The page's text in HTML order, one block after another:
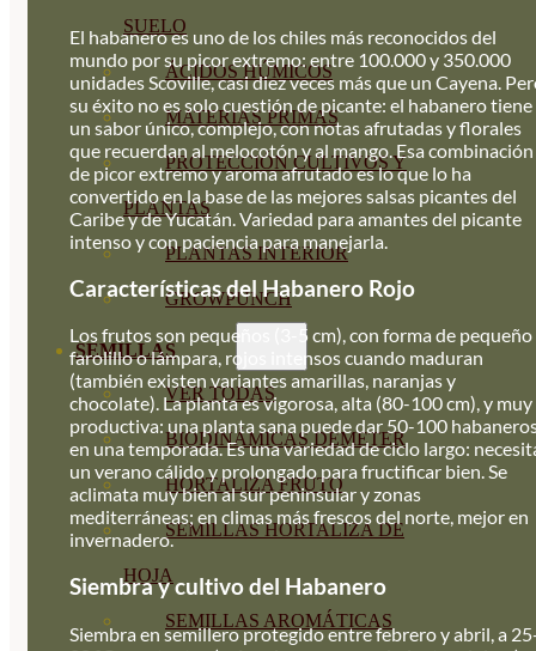
SUELO
ÁCIDOS HÚMICOS
MATERIAS PRIMAS
PROTECCIÓN CULTIVOS Y
PLANTAS
PLANTAS INTERIOR
GROWPUNCH
SEMILLAS
VER TODAS
BIODINÁMICAS DEMETER
HORTALIZA FRUTO
SEMILLAS HORTALIZA DE
HOJA
SEMILLAS AROMÁTICAS
El habanero es uno de los chiles más reconocidos del
mundo por su picor extremo: entre 100.000 y 350.000
unidades Scoville, casi diez veces más que un Cayena.
su éxito no es solo cuestión de picante: el habanero tiene
un sabor único, complejo, con notas afrutadas y florales
que recuerdan al melocotón y al mango. Esa combinación
de picor extremo y aroma afrutado es lo que lo ha
convertido en la base de las mejores salsas picantes del
Caribe y de Yucatán. Variedad para amantes del picante
intenso y con paciencia para manejarla.
Características del Habanero Rojo
Los frutos son pequeños (3-5 cm), con forma de pequeño
farolillo o lámpara, rojos intensos cuando maduran
(también existen variantes amarillas, naranjas y
chocolate). La planta es vigorosa, alta (80-100 cm), y muy
productiva: una planta sana puede dar 50-100
en una temporada. Es una variedad de ciclo largo:
un verano cálido y prolongado para fructificar bien. Se
aclimata muy bien al sur peninsular y zonas
mediterráneas; en climas más frescos del norte, mejor en
invernadero.
Siembra y cultivo del Habanero
Siembra en semillero protegido entre febrero y abril, a